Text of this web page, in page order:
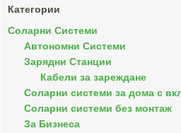
Категории
Соларни Системи
Автономни Системи
Зарядни Станции
Кабели за зареждане
Соларни системи за дома с
Соларни системи без монтаж
За Бизнеса